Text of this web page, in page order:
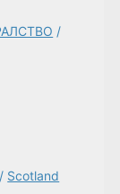
/
/ Scotland